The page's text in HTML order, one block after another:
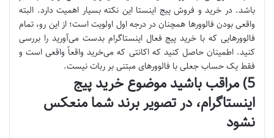
باشد. در خرید و فروش پیج اینستا این نکته بسیار اهمیت دارد. البته
واقعی بودن فالوورها همچنان در درجه اول اولویت است؛ از این رو، تمام
فالوورهایی که با خرید پیج فعال اینستاگرام بدست می‌آورید را بررسی
کنید. اطمینان حاصل کنید که اکانتی که می‌خرید واقعاً واقعی است و
فقط یک حساب جعلی با فالوورهای مبتنی بر ربات نیست.
5) مراقب باشید موضوع خرید پیج
اینستاگرام، در تصویر برند شما منعکس
نشود